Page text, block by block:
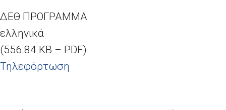
ΔΕΘ ΠΡΟΓΡΑΜΜΑ
ελληνικά
(556.84 KB – PDF)
Τηλεφόρτωση